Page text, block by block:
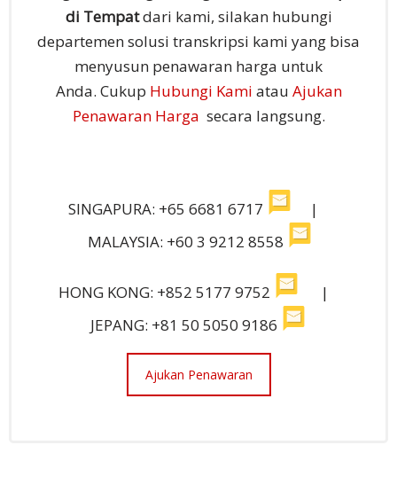
di Tempatdari kami, silakan hubungi
departemen solusi transkripsi kami yang bisa
menyusun penawaran harga untuk
Anda. Cukup Hubungi Kami atau Ajukan
Penawaran Harga secara langsung.
SINGAPURA: +65 6681 6717
|
MALAYSIA: +60 3 9212 8558
HONG KONG: +852 5177 9752
|
JEPANG: +81 50 5050 9186
Ajukan Penawaran